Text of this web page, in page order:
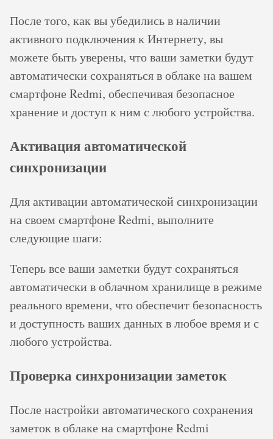
После того, как вы убедились в наличии
активного подключения к Интернету, вы
можете быть уверены, что ваши заметки будут
автоматически сохраняться в облаке на вашем
смартфоне Redmi, обеспечивая безопасное
хранение и доступ к ним с любого устройства.
Активация автоматической
синхронизации
Для активации автоматической синхронизации
на своем смартфоне Redmi, выполните
следующие шаги:
Теперь все ваши заметки будут сохраняться
автоматически в облачном хранилище в режиме
реального времени, что обеспечит безопасность
и доступность ваших данных в любое время и с
любого устройства.
Проверка синхронизации заметок
После настройки автоматического сохранения
заметок в облаке на смартфоне Redmi